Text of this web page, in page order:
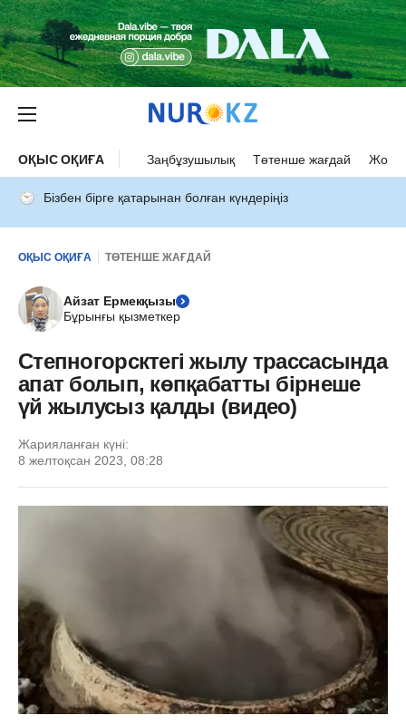
ОҚЫС ОҚИҒА Заңбұзушылық Төтенше жағдай Жол
Бізбен бірге қатарынан болған күндеріңіз
ОҚЫС ОҚИҒА ТӨТЕНШЕ ЖАҒДАЙ
Айзат Ермекқызы
Бұрынғы қызметкер
Cтепногорсктегі жылу трассасында
апат болып, көпқабатты бірнеше
үй жылусыз қалды (видео)
Жарияланған күні:
8 желтоқсан 2023, 08:28